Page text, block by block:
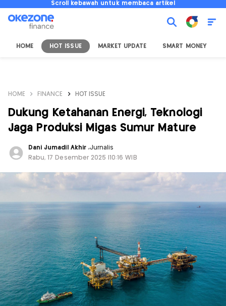
Scroll kebawah untuk membaca artikel
HOME HOT ISSUE MARKET UPDATE SMART MONEY
HOME FINANCE HOT ISSUE
Dukung Ketahanan Energi, Teknologi
Jaga Produksi Migas Sumur Mature
Dani Jumadil Akhir ,Jurnalis
Rabu, 17 Desember 2025 |10:16 WIB